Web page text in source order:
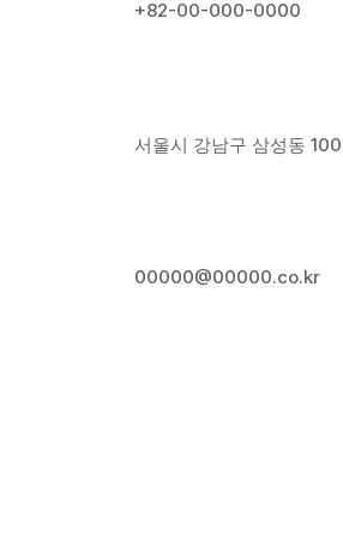
+82-00-000-0000
서울시 강남구 삼성동 100
00000@00000.co.kr